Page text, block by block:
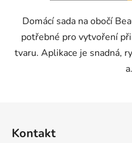
Domácí sada na obočí
potřebné pro vytvoření
tvaru. Aplikace je snadná,
Kontakt